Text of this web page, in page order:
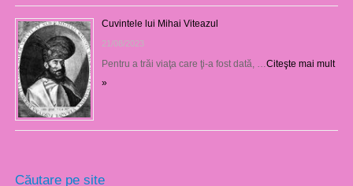
Cuvintele lui Mihai Viteazul
21/08/2023
Pentru a trăi viaţa care ţi-a fost dată, … Citeşte mai mult
»
Căutare pe site